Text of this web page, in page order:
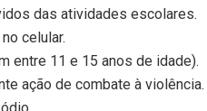
das atividades escolares.
celular.
entre 11 e 15 anos de idade).
ação de combate à violência.